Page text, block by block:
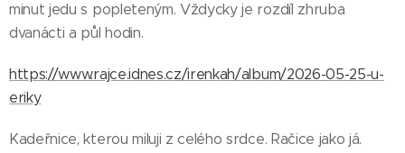
minut jedu s popleteným. Vždycky je rozdíl zhruba
dvanácti a půl hodin.
https://www.rajce.idnes.cz/irenkah/album/2026-05-25-u-
eriky
Kadeřnice, kterou miluji z celého srdce. Račice jako já.